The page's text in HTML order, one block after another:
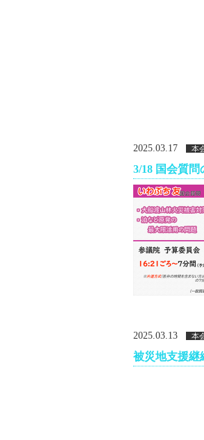
2025.03.17 本
3/18 国会質問
2025.03.13 本
被災地支援継